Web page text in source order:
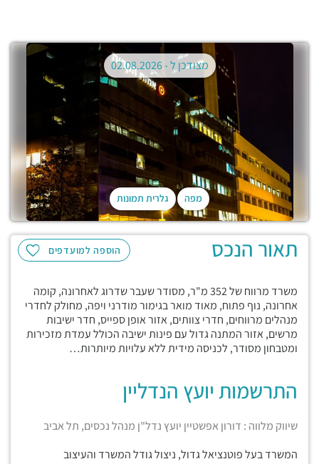
מפה גלרית תמונות
מצודכן ל -02.08.2026
הוספה למועדפים תאור הנכס
משרד מרווח של 352 מ"ר, מסודר שעבר שדרוג לאחרונה, קומה
אחרונה, נוף פתוח, מאוד מואר בגימור מודרני ויפה, מחולק לחדרי
מנהלים מרווחים, חדרי צוותים, אזור אופן ספייס, חדר ישיבות
מרשים, אזור המתנה גדול עם פינות ישיבה הכולל עמדת מזכירות
ומטבחון מסודר, לכניסה מידית ללא עלויות מיותרות…
התרשמות יועץ הנדליין
שיווק מלווה : דורון אפשטיין יועץ נדל"ן מנהל נכסים, תל אביב
המשרד בעל פוטנציאל גדול, ניצול גודל המשרד והעיצוב